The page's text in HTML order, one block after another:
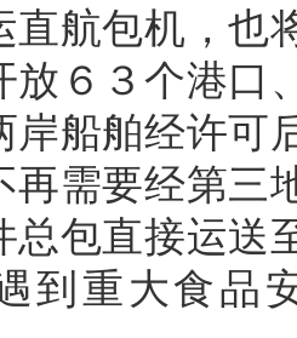
直航包机，也
放６３个港口
岸船舶经许可
再需要经第三
总包直接运送
到重大食品